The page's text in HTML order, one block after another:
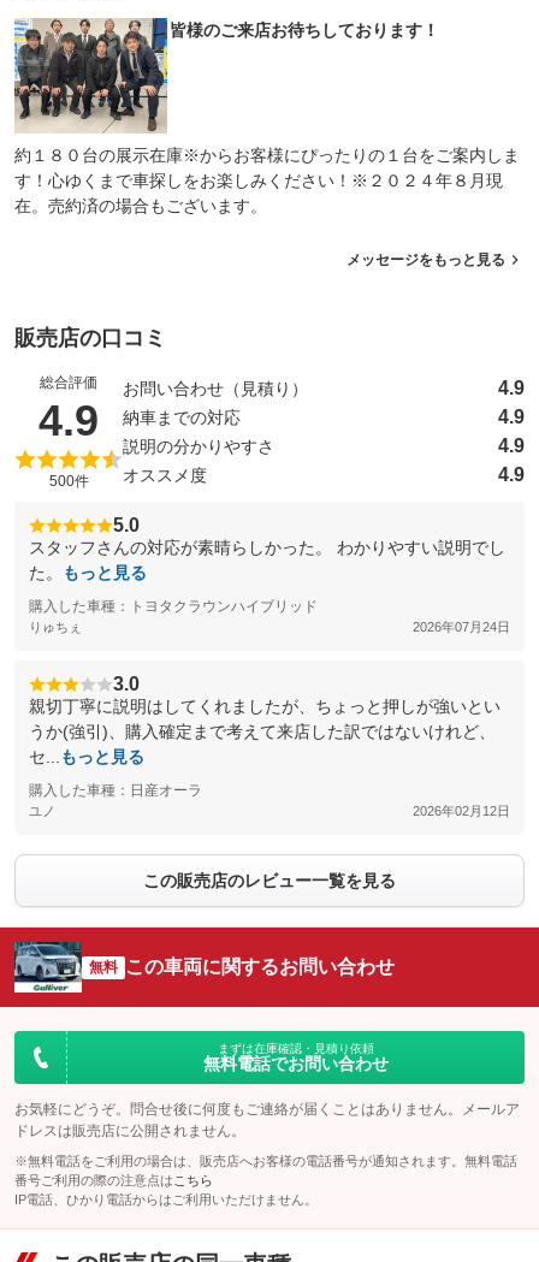
皆様のご来店お待ちしております！
約１８０台の展示在庫※からお客様にぴったりの１台をご案内しま
す！心ゆくまで車探しをお楽しみください！※２０２４年８月現
在。売約済の場合もございます。
メッセージをもっと見る
販売店の口コミ
総合評価
4.9 （5点満点中）
500件
お問い合わせ（見積り） 4.9
納車までの対応 4.9
説明の分かりやすさ 4.9
オススメ度 4.9
5.0
スタッフさんの対応が素晴らしかった。 わかりやすい説明でし
た。
もっと見る
購入した車種：トヨタクラウンハイブリッド
りゅちぇ 2026年07月24日
3.0
親切丁寧に説明はしてくれましたが、ちょっと押しが強いとい
うか(強引)、購入確定まで考えて来店した訳ではないけれど、
セ...
もっと見る
購入した車種：日産オーラ
ユノ 2026年02月12日
この販売店のレビュー一覧を見る
無料 この車両に関するお問い合わせ
まずは在庫確認・見積り依頼
無料電話でお問い合わせ
お気軽にどうぞ。問合せ後に何度もご連絡が届くことはありません。メールア
ドレスは販売店に公開されません。
※無料電話をご利用の場合は、販売店へお客様の電話番号が通知されます。無料電話
番号ご利用の際の注意点は こちら
IP電話、ひかり電話からはご利用いただけません。